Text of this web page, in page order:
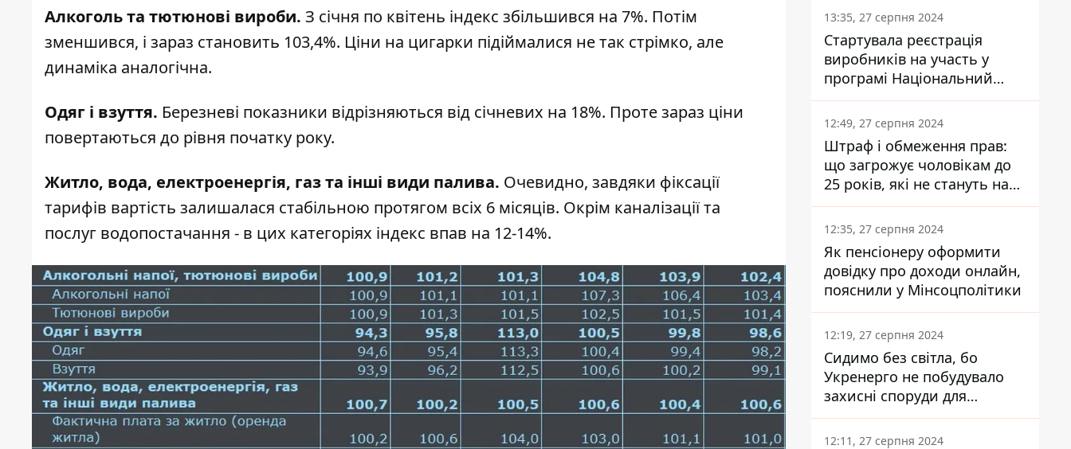
Алкоголь та тютюнові вироби. З січня по квітень індекс збільшився на 7%. Потім
зменшився, і зараз становить 103,4%. Ціни на цигарки підіймалися не так стрімко, але
динаміка аналогічна.
Одяг і взуття. Березневі показники відрізняються від січневих на 18%. Проте зараз ціни
повертаються до рівня початку року.
Житло, вода, електроенергія, газ та інші види палива. Очевидно, завдяки фіксації
тарифів вартість залишалася стабільною протягом всіх 6 місяців. Окрім каналізації та
послуг водопостачання - в цих категоріях індекс впав на 12-14%.
13:35, 27 серпня 2024
Стартувала реєстрація
виробників на участь у
програмі Національний
кешбек: як це зробити
через портал Дія
12:49, 27 серпня 2024
Штраф і обмеження прав:
що загрожує чоловікам до
25 років, які не стануть на
військовий облік
12:35, 27 серпня 2024
Як пенсіонеру оформити
довідку про доходи онлайн,
пояснили у Мінсоцполітики
12:19, 27 серпня 2024
Сидимо без світла, бо
Укренерго не побудувало
захисні споруди для
енергетики - нардеп
Кучеренко
12:11, 27 серпня 2024